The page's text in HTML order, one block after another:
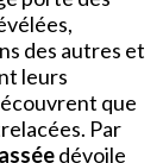
des autres et
leurs
que
Par
dévoile